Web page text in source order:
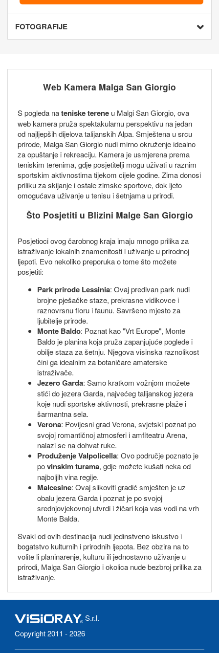
FOTOGRAFIJE
Web Kamera Malga San Giorgio
S pogleda nateniske terene u Malgi San Giorgio, ova
web kamera pruža spektakularnu perspektivu na jedan
od najljepših dijelova talijanskih Alpa. Smještena u srcu
prirode, Malga San Giorgio nudi mirno okruženje idealno
za opuštanje i rekreaciju. Kamera je usmjerena prema
teniskim terenima, gdje posjetitelji mogu uživati u raznim
sportskim aktivnostima tijekom cijele godine. Zima donosi
priliku za skijanje i ostale zimske sportove, dok ljeto
omogućava uživanje u tenisu i šetnjama u prirodi.
Što Posjetiti u Blizini Malge San Giorgio
Posjetioci ovog čarobnog kraja imaju mnogo prilika za
istraživanje lokalnih znamenitosti i uživanje u prirodnoj
ljepoti. Evo nekoliko preporuka o tome što možete
posjetiti:
Park prirode Lessinia: Ovaj predivan park nudi
brojne pješačke staze, prekrasne vidikovce i
raznovrsnu floru i faunu. Savršeno mjesto za
ljubitelje prirode.
Monte Baldo: Poznat kao "Vrt Europe", Monte
Baldo je planina koja pruža zapanjujuće poglede i
obilje staza za šetnju. Njegova visinska raznolikost
čini ga idealnim za botaničare amaterske
istraživače.
Jezero Garda: Samo kratkom vožnjom možete
stići do jezera Garda, najvećeg talijanskog jezera
koje nudi sportske aktivnosti, prekrasne plaže i
šarmantna sela.
Verona: Povijesni grad Verona, svjetski poznat po
svojoj romantičnoj atmosferi i amfiteatru Arena,
nalazi se na dohvat ruke.
Produženje Valpolicella: Ovo područje poznato je
povinskim turama, gdje možete kušati neka od
najboljih vina regije.
Malcesine: Ovaj slikoviti gradić smješten je uz
obalu jezera Garda i poznat je po svojoj
srednjovjekovnoj utvrdi i žičari koja vas vodi na vrh
Monte Balda.
Svaki od ovih destinacija nudi jedinstveno iskustvo i
bogatstvo kulturnih i prirodnih ljepota. Bez obzira na to
volite li planinarenje, kulturu ili jednostavno uživanje u
prirodi, Malga San Giorgio i okolica nude bezbroj prilika za
istraživanje.
S.r.l.
Copyright 2011 - 2026